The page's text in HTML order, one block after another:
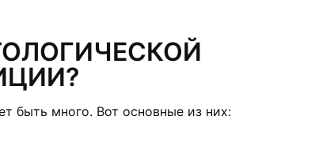
быть много. Вот основные из них: